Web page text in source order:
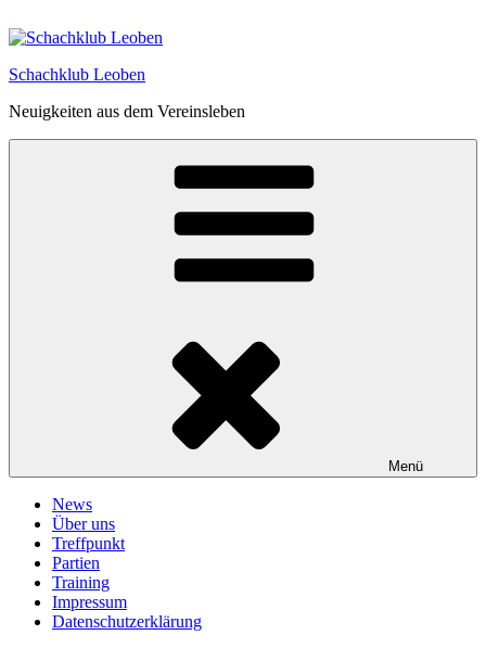
Inhalt
Schachklub Leoben
Neuigkeiten aus dem Vereinsleben
Menü
News
Über uns
Treffpunkt
Partien
Training
Impressum
Datenschutzerklärung